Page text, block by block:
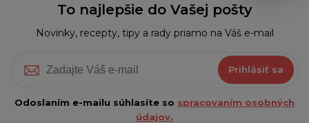
To najlepšie do Vašej pošty
Novinky, recepty, tipy a rady priamo na Váš e-mail
Prihlásiť sa
Odoslaním e-mailu súhlasíte so spracovaním osobných
údajov.